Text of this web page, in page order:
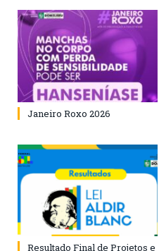
Janeiro Roxo 2026
Resultado Final de Projetos e